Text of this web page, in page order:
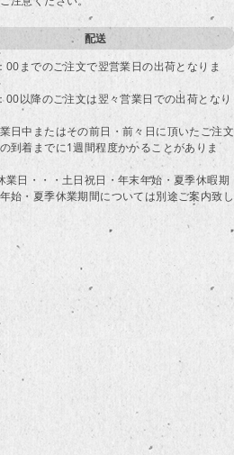
配送
00までのご注文で翌営業日の出荷となりま
00以降のご注文は翌々営業日での出荷となり
業日中またはその前日・前々日に頂いたご注文
到着までに1週間程度かかることがありま
日・・・土日祝日・年末年始・夏季休暇期
始・夏季休業期間については別途ご案内致し